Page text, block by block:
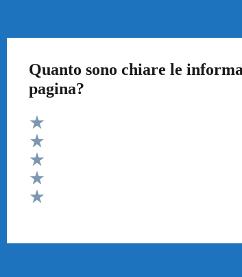
Quanto sono chiare le
pagina?
Valuta 5 stelle su 5
Valuta 4 stelle su 5
Valuta 3 stelle su 5
Valuta 2 stelle su 5